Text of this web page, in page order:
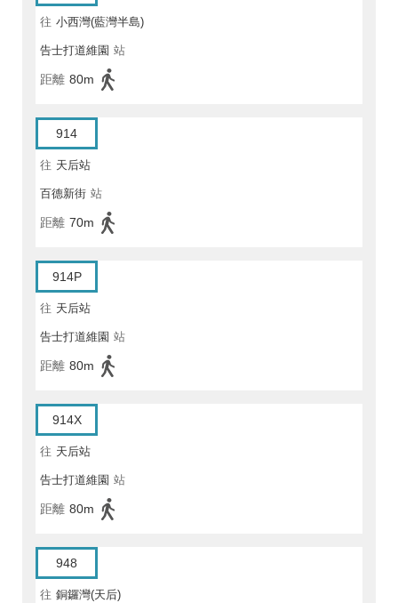
往 小西灣(藍灣半島)
告士打道維園 站
距離 80m
914
往 天后站
百德新街 站
距離 70m
914P
往 天后站
告士打道維園 站
距離 80m
914X
往 天后站
告士打道維園 站
距離 80m
948
往 銅鑼灣(天后)